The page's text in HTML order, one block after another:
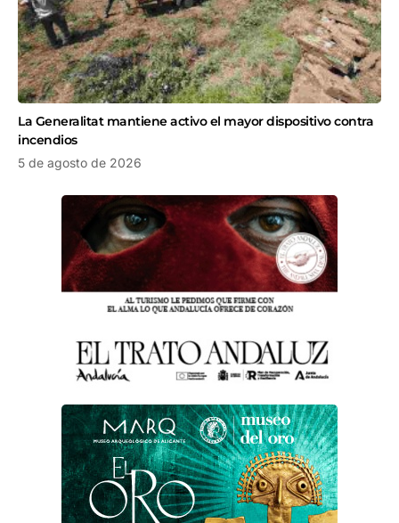
La Generalitat mantiene activo el mayor dispositivo contra
incendios
5 de agosto de 2026